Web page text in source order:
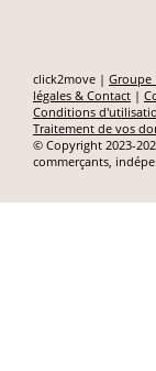
click2move | Groupe
légales & Contact |
Conditions
Traitement de vos
© Copyright 2023-
commerçants,